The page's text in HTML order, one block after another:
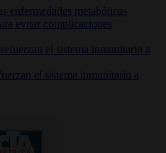
enfermedades metabólicas
evitar complicaciones
el sistema inmunitario a